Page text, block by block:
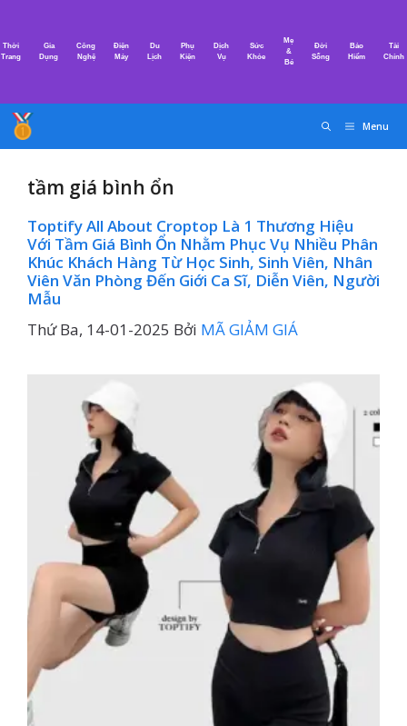
nội
Thời
Trang
Gia
Dụng
Công
Nghệ
Điện
Máy
Du
Lịch
Phụ
Kiện
Dịch
Vụ
Sức
Khỏe
Mẹ
&
Bé
Đời
Sống
Bảo
Hiểm
Tài
Chính
Menu
tầm giá bình ổn
Toptify All About Croptop Là 1 Thương Hiệu
Với Tầm Giá Bình Ổn Nhằm Phục Vụ Nhiều Phân
Khúc Khách Hàng Từ Học Sinh, Sinh Viên, Nhân
Viên Văn Phòng Đến Giới Ca Sĩ, Diễn Viên, Người
Mẫu
Thứ Ba, 14-01-2025 Bởi MÃ GIẢM GIÁ